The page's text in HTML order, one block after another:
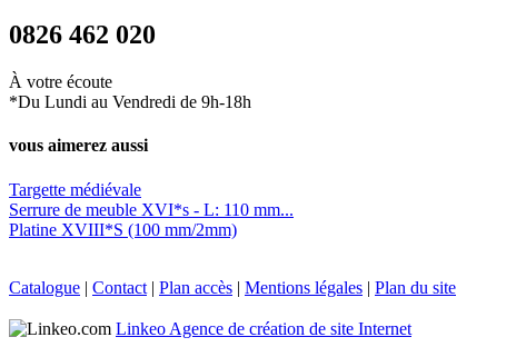
0826 462 020
À votre écoute
*Du Lundi au Vendredi de 9h-18h
vous aimerez aussi
Targette médiévale
Serrure de meuble XVI*s - L: 110 mm...
Platine XVIII*S (100 mm/2mm)
Catalogue | Contact | Plan accès | Mentions légales | Plan du site
Linkeo Agence de création de site Internet